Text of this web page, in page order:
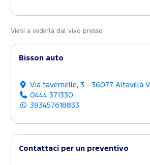
Vieni a vederla dal vivo presso
Bisson auto
Via tavernelle, 3 - 36077 Altavilla
0444 371330
393457618833
Contattaci per un preventivo